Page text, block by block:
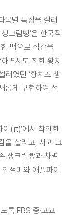
목별 특성을 살려
크림빵’은 한국적
떡으로 식감을
면서도 진한 황치
러였던 ‘황치즈 생
롭게 구현하여 선
이(π)’에서 착안한
을 살리고, 사과 크
생크림빵과 차별
절미와 애플파이
록 EBS 중·고교